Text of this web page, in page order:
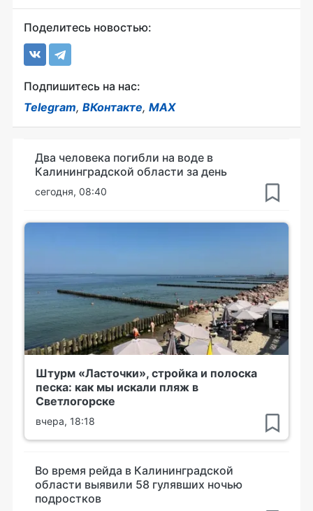
Поделитесь новостью:
Подпишитесь на нас:
Telegram, ВКонтакте, MAX
Два человека погибли на воде в
Калининградской области за день
сегодня, 08:40
Штурм «Ласточки», стройка и полоска
песка: как мы искали пляж в
Светлогорске
вчера, 18:18
Во время рейда в Калининградской
области выявили 58 гулявших ночью
подростков